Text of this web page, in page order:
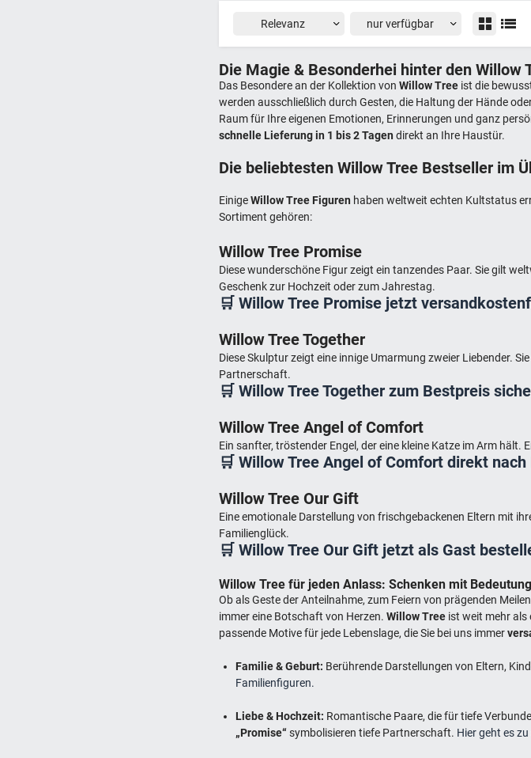
Die Magie & Besonderhei hinter den Willow
Das Besondere an der Kollektion vonWillow Tree ist die
werden ausschließlich durch Gesten, die Haltung der Hände
Raum für Ihre eigenen Emotionen, Erinnerungen und ganz
schnelle Lieferung in 1 bis 2 Tagen direkt an Ihre Haustür.
Die beliebtesten Willow Tree Bestseller im
EinigeWillow Tree Figuren haben weltweit echten Kultstatus
Sortiment gehören:
Willow Tree Promise
Diese wunderschöne Figur zeigt ein tanzendes Paar. Sie gilt
Geschenk zur Hochzeit oder zum Jahrestag.
🛒 Willow Tree Promise jetzt
Willow Tree Together
Diese Skulptur zeigt eine innige Umarmung zweier Liebender.
Partnerschaft.
🛒 Willow Tree Together zum Bestpreis
Willow Tree Angel of Comfort
Ein sanfter, tröstender Engel, der eine kleine Katze im Arm
🛒 Willow Tree Angel of Comfort direkt
Willow Tree Our Gift
Eine emotionale Darstellung von frischgebackenen Eltern mit
Familienglück.
🛒 Willow Tree Our Gift jetzt als Gast
Willow Tree für jeden Anlass: Schenken mit Bedeutung
Ob als Geste der Anteilnahme, zum Feiern von prägenden
immer eine Botschaft von Herzen.Willow Tree ist weit mehr als
passende Motive für jede Lebenslage, die Sie bei uns immer
Familie & Geburt: Berührende Darstellungen von Eltern,
Familienfiguren.
Liebe & Hochzeit: Romantische Paare, die für tiefe
„Promise“ symbolisieren tiefe Partnerschaft. Hier geht es